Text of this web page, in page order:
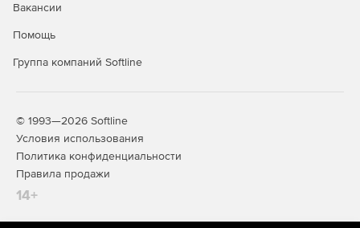
вредных веществ в атмосферу при производстве
металлопокрытий в различных отраслях
магистралях.
«Деревообработка 1.0»выполняет расчет выбросов
загрязняющих веществ в атмосферу
Вакансии
Помощь
Группа компаний Softline
© 1993—2026 Softline
Условия использования
Политика конфиденциальности
Правила продажи
14+